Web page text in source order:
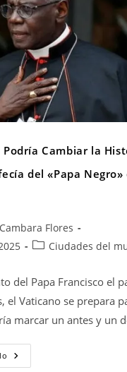
Cambiar la
del «Papa Negro»
Flores
Ciudades del
del Papa Francisco el
el Vaticano se prepara
marcar un antes y un